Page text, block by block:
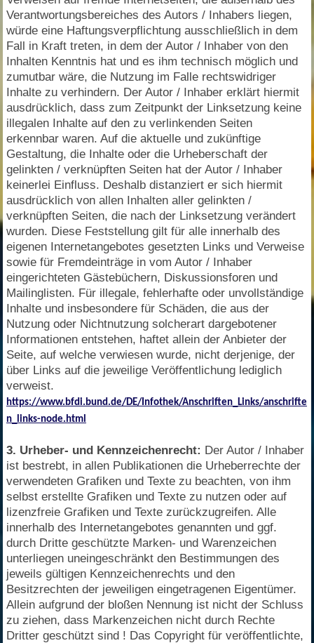
Verantwortungsbereiches des Autors / Inhabers liegen,
würde eine Haftungsverpflichtung ausschließlich in dem
Fall in Kraft treten, in dem der Autor / Inhaber von den
Inhalten Kenntnis hat und es ihm technisch möglich und
zumutbar wäre, die Nutzung im Falle rechtswidriger
Inhalte zu verhindern. Der Autor / Inhaber erklärt hiermit
ausdrücklich, dass zum Zeitpunkt der Linksetzung keine
illegalen Inhalte auf den zu verlinkenden Seiten
erkennbar waren. Auf die aktuelle und zukünftige
Gestaltung, die Inhalte oder die Urheberschaft der
gelinkten / verknüpften Seiten hat der Autor / Inhaber
keinerlei Einfluss. Deshalb distanziert er sich hiermit
ausdrücklich von allen Inhalten aller gelinkten /
verknüpften Seiten, die nach der Linksetzung verändert
wurden. Diese Feststellung gilt für alle innerhalb des
eigenen Internetangebotes gesetzten Links und Verweise
sowie für Fremdeinträge in vom Autor / Inhaber
eingerichteten Gästebüchern, Diskussionsforen und
Mailinglisten. Für illegale, fehlerhafte oder unvollständige
Inhalte und insbesondere für Schäden, die aus der
Nutzung oder Nichtnutzung solcherart dargebotener
Informationen entstehen, haftet allein der Anbieter der
Seite, auf welche verwiesen wurde, nicht derjenige, der
über Links auf die jeweilige Veröffentlichung lediglich
verweist.
https://www.bfdi.bund.de/DE/Infothek/Anschriften_Links/anschrifte
n_links-node.html
3. Urheber- und Kennzeichenrecht: Der Autor / Inhaber
ist bestrebt, in allen Publikationen die Urheberrechte der
verwendeten Grafiken und Texte zu beachten, von ihm
selbst erstellte Grafiken und Texte zu nutzen oder auf
lizenzfreie Grafiken und Texte zurückzugreifen. Alle
innerhalb des Internetangebotes genannten und ggf.
durch Dritte geschützte Marken- und Warenzeichen
unterliegen uneingeschränkt den Bestimmungen des
jeweils gültigen Kennzeichenrechts und den
Besitzrechten der jeweiligen eingetragenen Eigentümer.
Allein aufgrund der bloßen Nennung ist nicht der Schluss
zu ziehen, dass Markenzeichen nicht durch Rechte
Dritter geschützt sind ! Das Copyright für veröffentlichte,